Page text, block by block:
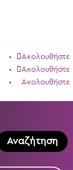
Ακολουθήστε
Ακολουθήστε
Ακολουθήστε
Αναζήτηση